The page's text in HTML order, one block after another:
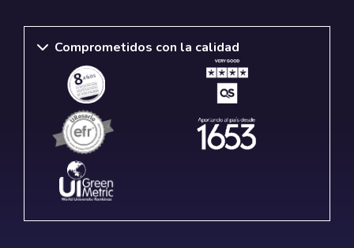
Comprometidos con la calidad